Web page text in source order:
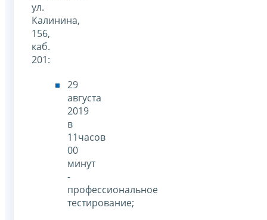
ул.
Калинина,
156,
каб.
201:
29
августа
2019
в
11часов
00
минут
-
профессиональное
тестирование;